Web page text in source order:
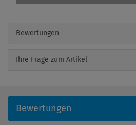
Bewertungen
Ihre Frage zum Artikel
Bewertungen